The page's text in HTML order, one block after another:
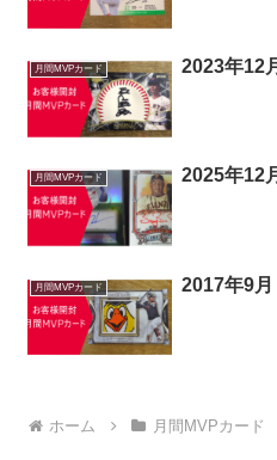
月間MVPカード 2023年12
月間MVPカード 2025年12
月間MVPカード 2017年9
ホーム 月間MVPカード